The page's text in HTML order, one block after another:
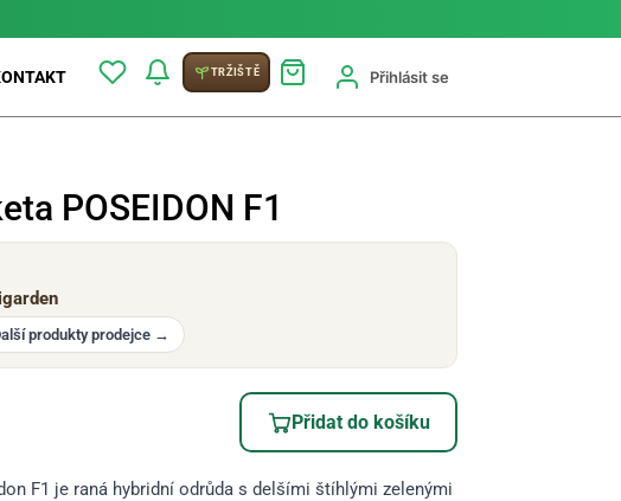
TRŽIŠTĚ Přihlásit se
POSEIDON F1
produkty prodejce →
Přidat do košíku
F1 je raná hybridní odrůda s delšími štíhlými zelenými